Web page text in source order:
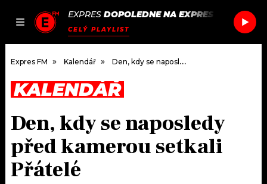
JAK
SEZNAM.CZ
EXPRES DOPOLEDNE NA EXPRES FM /NECO
CELÝ PLAYLIST
DOMŮ
ČLÁNKY
AKTUÁLNĚ
PODCASTY
Expres FM Kalendář Den, kdy se naposledy před kamerou setkali Přátelé
KALENDÁŘ
Den, kdy se naposledy
před kamerou setkali
Přátelé